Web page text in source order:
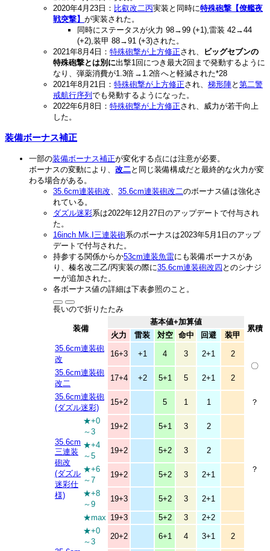
2020年4月23日： 比叡改二丙実装と同時に特殊砲撃【僚艦夜
戦突撃】 が実装された。
同時にステータスが火力 98→99 (+1),雷装 42→44
(+2),装甲 88→91 (+3)された。
2021年8月4日： 特殊砲撃が上方修正され、
ビッグセブンの
特殊砲撃とは別に出撃1回につき最大2回まで発動するように
なり、弾薬消費が1.3倍→1.2倍へと軽減された*28
2021年8月21日： 特殊砲撃が上方修正され、 梯形陣と 第二警
戒航行序列でも発動するようになった。
2022年6月8日： 特殊砲撃が上方修正され、威力が若干向上
した。
装備ボーナス補正
一部の装備ボーナス補正が変化する点には注意が必要。
ボーナスの変動により、 改二と同じ装備構成だと最終的な火力が変
わる場合がある。
35.6cm連装砲改、 35.6cm連装砲改二のボーナス値は強化さ
れている。
ダズル迷彩系は2022年12月27日のアップデートで付与され
た。
16inch Mk.I三連装砲系のボーナスは2023年5月1日のアップ
デートで付与された。
持参する関係からか53cm連装魚雷にも装備ボーナスがあ
り、榛名改二乙/丙実装の際に35.6cm連装砲改四 とのシナジ
ーが追加された。
各ボーナス値の詳細は下表参照のこと。
長いので折りたたみ
装備
基本値+加算値
累積
火力 雷装 対空 命中 回避
装甲
35.6cm連装砲
改
16+3 +1 4 3 2+1
2
〇
35.6cm連装砲
改二
17+4 +2 5+1 5 2+1 2
35.6cm連装砲
(ダズル迷彩)
15+2 5 1 1 ？
35.6cm
三連装
砲改
(ダズル
迷彩仕
様)
★+0
～3
19+2 5+1 3 2
？
★+4
～5
19+2 5+2 3 2
★+6
～7
19+2 5+2 3 2+1
★+8
～9
19+3 5+2 3 2+1
★max 19+3 5+2 3 2+2
★+0
～3
20+2 6+1 4 3+1 2